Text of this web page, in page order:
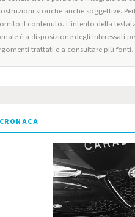
storiche anche soggettive.
il contenuto. L'intento della
è a disposizione degli interessati
trattati e a consultare più fonti.